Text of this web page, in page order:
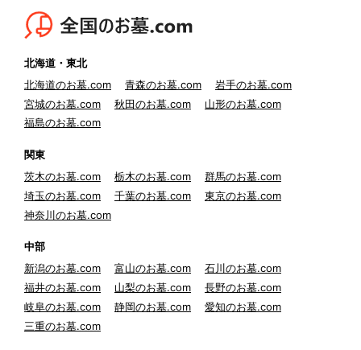
北海道・東北
北海道のお墓.com
青森のお墓.com
岩手のお墓.com
宮城のお墓.com
秋田のお墓.com
山形のお墓.com
福島のお墓.com
関東
茨木のお墓.com
栃木のお墓.com
群馬のお墓.com
埼玉のお墓.com
千葉のお墓.com
東京のお墓.com
神奈川のお墓.com
中部
新潟のお墓.com
富山のお墓.com
石川のお墓.com
福井のお墓.com
山梨のお墓.com
長野のお墓.com
岐阜のお墓.com
静岡のお墓.com
愛知のお墓.com
三重のお墓.com